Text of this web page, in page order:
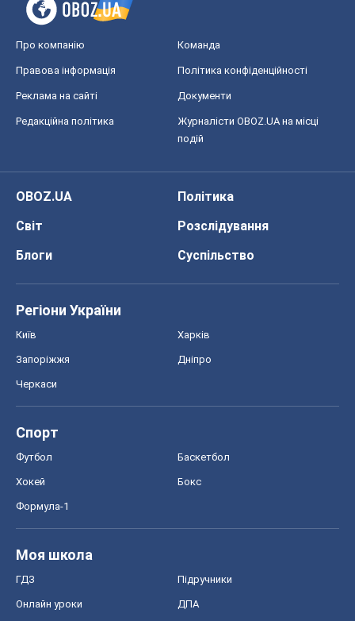
Про компанію Команда
Правова інформація Політика конфіденційності
Реклама на сайті Документи
Редакційна політика
Журналісти OBOZ.UA на місці
подій
OBOZ.UA
Політика
Світ
Розслідування
Блоги
Суспільство
Регіони України
Київ Харків
Запоріжжя Дніпро
Черкаси
Спорт
Футбол Баскетбол
Хокей Бокс
Формула-1
Моя школа
ГДЗ Підручники
Онлайн уроки ДПА